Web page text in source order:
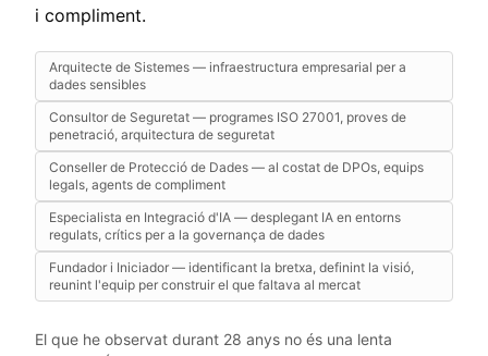
i compliment.
Arquitecte de Sistemes — infraestructura empresarial per a
dades sensibles
Consultor de Seguretat — programes ISO 27001, proves de
penetració, arquitectura de seguretat
Conseller de Protecció de Dades — al costat de DPOs, equips
legals, agents de compliment
Especialista en Integració d'IA — desplegant IA en entorns
regulats, crítics per a la governança de dades
Fundador i Iniciador — identificant la bretxa, definint la visió,
reunint l'equip per construir el que faltava al mercat
El que he observat durant 28 anys no és una lenta